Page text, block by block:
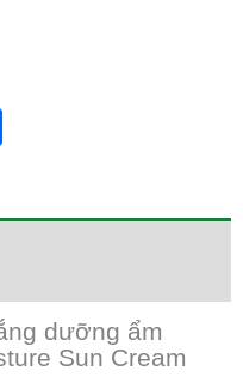
dưỡng ẩm
Sun Cream